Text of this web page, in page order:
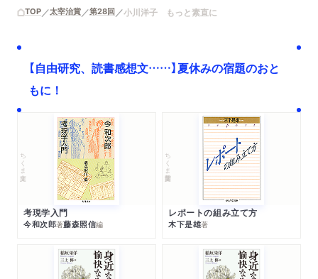
TOP 太宰治賞 第28回 小川洋子 もっと素直に
【自由研究、読書感想文……】夏休みの宿題のおと
もに！
ちくま文庫
考現学入門
今和次郎著藤森照信編
ちくま学芸文庫
レポートの組み立て方
木下是雄著